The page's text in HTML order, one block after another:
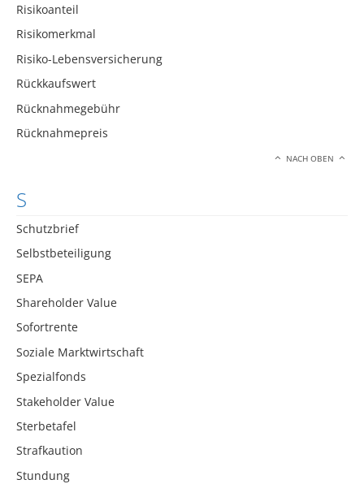
Risikoanteil
Risikomerkmal
Risiko-Lebensversicherung
Rückkaufswert
Rücknahmegebühr
Rücknahmepreis
NACH OBEN
S
Schutzbrief
Selbstbeteiligung
SEPA
Shareholder Value
Sofortrente
Soziale Marktwirtschaft
Spezialfonds
Stakeholder Value
Sterbetafel
Strafkaution
Stundung